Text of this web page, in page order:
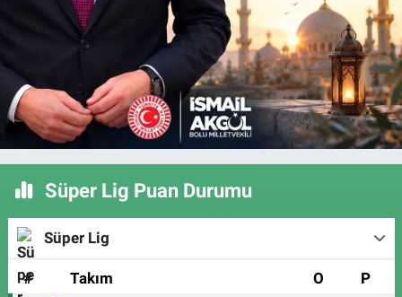
Süper Lig Puan Durumu
Süper Lig
# Takım O P